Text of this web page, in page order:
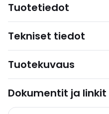
Tuotetiedot
Tekniset tiedot
Tuotekuvaus
Dokumentit ja linkit